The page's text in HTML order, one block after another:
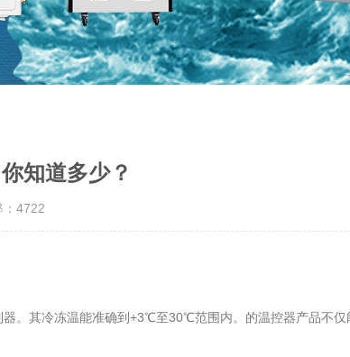
知道多少？
4722
。其冷冻温能准确到+3℃至30℃范围内。的温控器产品不仅